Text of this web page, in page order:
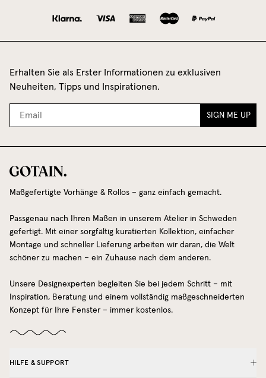
Erhalten Sie als Erster Informationen zu exklusiven
Neuheiten, Tipps und Inspirationen.
SIGN ME UP
Maßgefertigte Vorhänge & Rollos – ganz einfach gemacht.
Passgenau nach Ihren Maßen in unserem Atelier in Schweden
gefertigt. Mit einer sorgfältig kuratierten Kollektion, einfacher
Montage und schneller Lieferung arbeiten wir daran, die Welt
schöner zu machen – ein Zuhause nach dem anderen.
Unsere Designexperten begleiten Sie bei jedem Schritt – mit
Inspiration, Beratung und einem vollständig maßgeschneiderten
Konzept für Ihre Fenster – immer kostenlos.
HILFE & SUPPORT